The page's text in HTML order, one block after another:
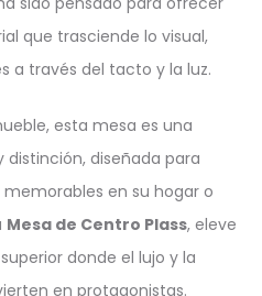
que trasciende lo visual,
a través del tacto y la luz.
esta mesa es una
diseñada para
en su hogar o
Mesa de Centro Plass, eleve
donde el lujo y la
en protagonistas.